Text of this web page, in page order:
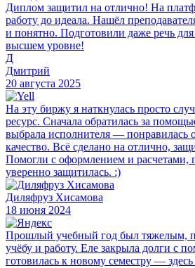
Диплом защитил на отлично! На
работу до идеала. Нашёл
и понятно. Подготовили даже речь
высшем уровне!
Д
Дмитрий
20 августа 2025
На эту биржу я наткнулась просто
ресурс. Сначала обратилась за
выбрала исполнителя — понравилась
качество. Всё сделано на отлично,
Помогли с оформлением и расчетами,
уверенно защитилась. :)
Диляфруз Хисамова
18 июня 2024
Прошлый учебный год был тяжелым,
учёбу и работу. Еле закрыла долги с
готовилась к новому семестру —